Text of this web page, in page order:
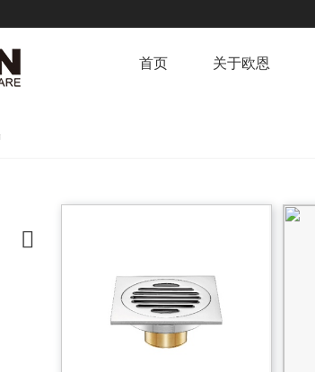
首页 关于欧恩